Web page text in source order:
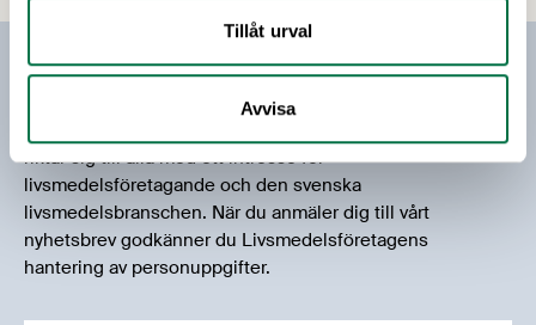
Tillåt urval
Avvisa
fråga som du är osäker på vem du ska vända dig till. Magnus har
mångårig erfarenhet från en rad olika befattningar inom
servicenäringen.
Prenumerera på vårt nyhetsbrev
riktar sig till alla med ett intresse för
livsmedelsföretagande och den svenska
livsmedelsbranschen. När du anmäler dig till vårt
nyhetsbrev godkänner du Livsmedelsföretagens
hantering av personuppgifter.